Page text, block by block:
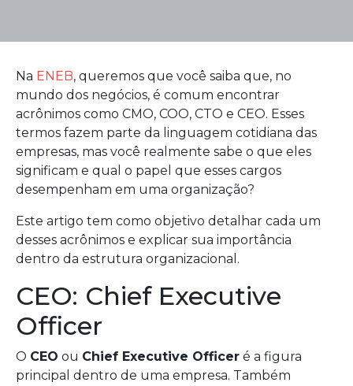
Na ENEB, queremos que você saiba que, no
mundo dos negócios, é comum encontrar
acrônimos como CMO, COO, CTO e CEO. Esses
termos fazem parte da linguagem cotidiana das
empresas, mas você realmente sabe o que eles
significam e qual o papel que esses cargos
desempenham em uma organização?
Este artigo tem como objetivo detalhar cada um
desses acrônimos e explicar sua importância
dentro da estrutura organizacional.
CEO: Chief Executive
Officer
O CEO ou Chief Executive Officer é a figura
principal dentro de uma empresa. Também